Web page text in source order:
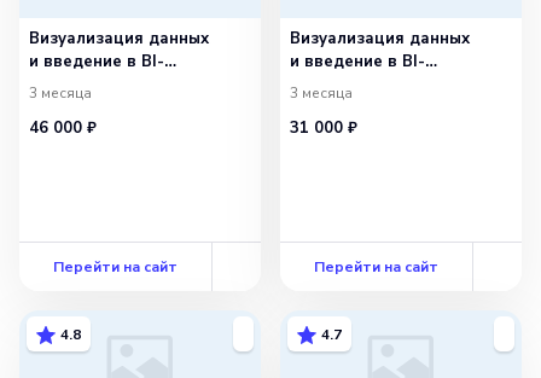
Визуализация данных
и введение в BI-
инструменты —
с сопровождением
3 месяца
46 000 ₽
Перейти на сайт
Визуализация данных
и введение в BI-
инструменты —
самостоятельный
3 месяца
31 000 ₽
Перейти на сайт
4.8 4.7